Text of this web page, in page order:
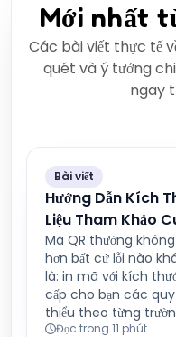
Mới nhất
Các bài viết thực tế
quét và ý tưởng
ngay
Bài viết
Hướng Dẫn Kích
Liệu Tham Khảo
Mã QR thường
hơn bất cứ lỗi nào
là: in mã với kích
cấp cho bạn các
thiểu theo từng
Đọc trong 11 phút